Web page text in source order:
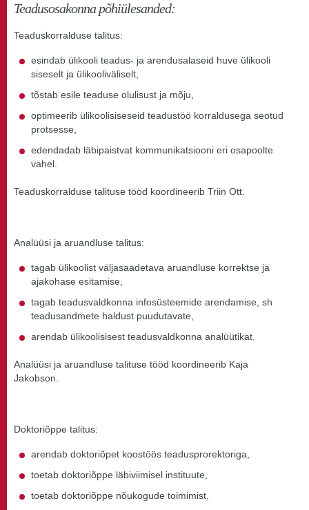
Teadusosakonna põhiülesanded:
Teaduskorralduse talitus:
esindab ülikooli teadus- ja arendusalaseid huve ülikooli
siseselt ja ülikooliväliselt,
tõstab esile teaduse olulisust ja mõju,
optimeerib ülikoolisiseseid teadustöö korraldusega seotud
protsesse,
edendadab läbipaistvat kommunikatsiooni eri osapoolte
vahel.
Teaduskorralduse talituse tööd koordineerib Triin Ott.
Analüüsi ja aruandluse talitus:
tagab ülikoolist väljasaadetava aruandluse korrektse ja
ajakohase esitamise,
tagab teadusvaldkonna infosüsteemide arendamise, sh
teadusandmete haldust puudutavate,
arendab ülikoolisisest teadusvaldkonna analüütikat.
Analüüsi ja aruandluse talituse tööd koordineerib Kaja
Jakobson.
Doktoriõppe talitus:
arendab doktoriõpet koostöös teadusprorektoriga,
toetab doktoriõppe läbiviimisel instituute,
toetab doktoriõppe nõukogude toimimist,